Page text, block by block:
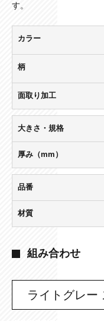
す。
カラー
柄
面取り加工
大きさ・規格
厚み（mm）
品番
材質
組み合わせ